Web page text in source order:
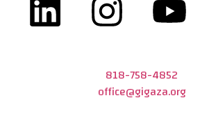
818-758-4852
office@gigaza.org